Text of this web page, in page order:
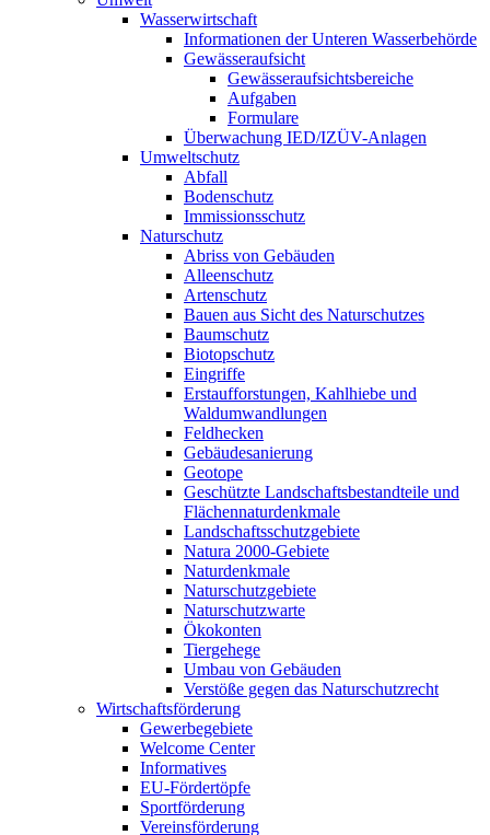
Wasserwirtschaft
Informationen der Unteren Wasserbehörde
Gewässeraufsicht
Gewässeraufsichtsbereiche
Aufgaben
Formulare
Überwachung IED/IZÜV-Anlagen
Umweltschutz
Abfall
Bodenschutz
Immissionsschutz
Naturschutz
Abriss von Gebäuden
Alleenschutz
Artenschutz
Bauen aus Sicht des Naturschutzes
Baumschutz
Biotopschutz
Eingriffe
Erstaufforstungen, Kahlhiebe und
Waldumwandlungen
Feldhecken
Gebäudesanierung
Geotope
Geschützte Landschaftsbestandteile und
Flächennaturdenkmale
Landschaftsschutzgebiete
Natura 2000-Gebiete
Naturdenkmale
Naturschutzgebiete
Naturschutzwarte
Ökokonten
Tiergehege
Umbau von Gebäuden
Verstöße gegen das Naturschutzrecht
Wirtschaftsförderung
Gewerbegebiete
Welcome Center
Informatives
EU-Fördertöpfe
Sportförderung
Vereinsförderung